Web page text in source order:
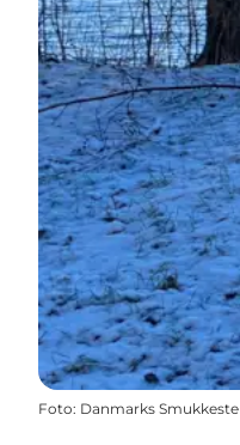
Foto: Danmarks Smukkeste